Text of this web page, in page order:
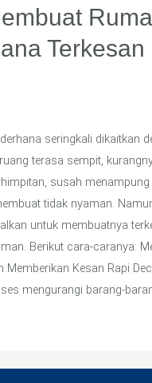
Terkesan
seringkali dikaitkan
terasa sempit,
susah menampung
tidak nyaman.
untuk membuatnya
Berikut cara-caranya:
Memberikan Kesan Rapi
mengurangi barang-